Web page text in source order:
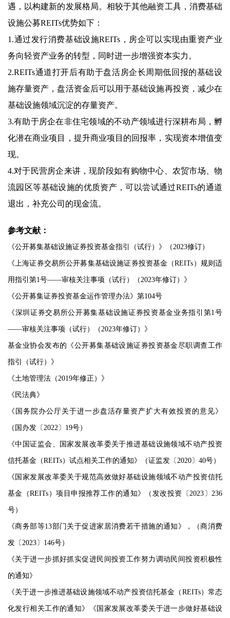
遇，以构建新的发展格局。相较于其他融资工具，消费基础
设施公募REITs优势如下：
1.通过发行消费基础设施REITs，房企可以实现由重资产业
务向轻资产业务的转型，同时进一步增强资本实力。
2.REITs通道打开后有助于盘活房企长周期低回报的基础设
施存量资产，盘活资金后可以用于基础设施再投资，减少在
基础设施领域沉淀的存量资产。
3.有助于房企在非住宅领域的不动产领域进行深耕布局，孵
化潜在商业项目，提升商业项目的回报率，实现资本增值变
现。
4.对于民营房企来讲，现阶段如有购物中心、农贸市场、物
流园区等基础设施的优质资产，可以尝试通过REITs的通道
退出，补充公司的现金流。
参考文献：
《公开募集基础设施证券投资基金指引（试行）》（2023修订）
《上海证券交易所公开募集基础设施证券投资基金（REITs）规则适
用指引第1号——审核关注事项（试行）（2023年修订）》
《公开募集证券投资基金运作管理办法》第104号
《深圳证券交易所公开募集基础设施证券投资基金业务指引第1号
——审核关注事项（试行）（2023年修订）》
基金业协会发布的《公开募集基础设施证券投资基金尽职调查工作
指引（试行）》
《土地管理法（2019年修正）》
《民法典》
《国务院办公厅关于进一步盘活存量资产扩大有效投资的意见》
（国办发〔2022〕19号）
《中国证监会、国家发展改革委关于推进基础设施领域不动产投资
信托基金（REITs）试点相关工作的通知》（证监发〔2020〕40号）
《国家发展改革委关于规范高效做好基础设施领域不动产投资信托
基金（REITs）项目申报推荐工作的通知》（发改投资〔2023〕236
号）
《商务部等13部门关于促进家居消费若干措施的通知》，（商消费
发〔2023〕146号）
《关于进一步抓好抓实促进民间投资工作努力调动民间投资积极性
的通知》
《关于进一步推进基础设施领域不动产投资信托基金（REITs）常态
化发行相关工作的通知》《国家发展改革委关于进一步做好基础设